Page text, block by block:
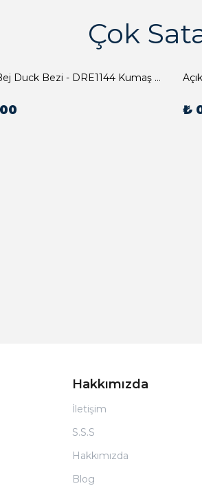
Çok
Açık Bej Duck Bezi - DRE1144 Kumaş Peçete
₺
Hakkımızda
İletişim
S.S.S
Hakkımızda
Blog